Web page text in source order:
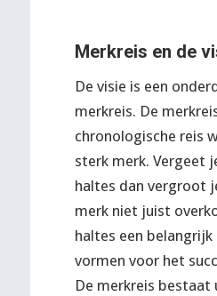
Merkreis en de
De visie is een
merkreis. De
chronologische reis
sterk merk. Vergeet
haltes dan vergroot
merk niet juist
haltes een belangrijk
vormen voor het
De merkreis bestaat